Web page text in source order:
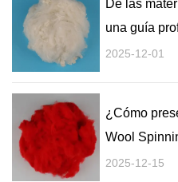
De las
una guía
cortadas no
2025-12-01
¿Cómo
Wool
2025-12-15